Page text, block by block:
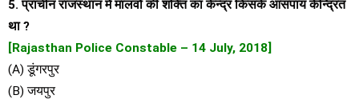
5. प्राचीन राजस्थान में मालवों की शक्ति का केन्द्र किसके आसपाय केन्द्रित
था ?
[Rajasthan Police Constable – 14 July, 2018]
(A) डूंगरपुर
(B) जयपुर